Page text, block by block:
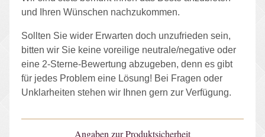
und Ihren Wünschen nachzukommen.
Sollten Sie wider Erwarten doch unzufrieden sein,
bitten wir Sie keine voreilige neutrale/negative oder
eine 2-Sterne-Bewertung abzugeben, denn es gibt
für jedes Problem eine Lösung! Bei Fragen oder
Unklarheiten stehen wir Ihnen gern zur Verfügung.
Angaben zur Produktsicherheit